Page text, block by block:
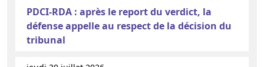
PDCI-RDA : après le report du verdict, la
défense appelle au respect de la décision du
tribunal